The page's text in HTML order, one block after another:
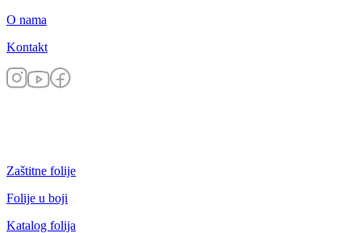
O nama
Kontakt
Zaštitne folije
Folije u boji
Katalog folija